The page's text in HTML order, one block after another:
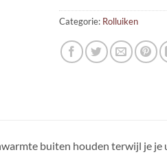
Categorie: Rolluiken
buiten houden terwijl je